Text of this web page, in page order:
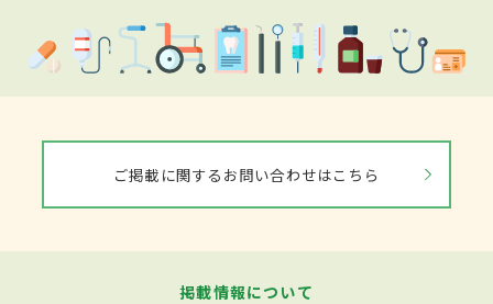
ご掲載に関するお問い合わせはこちら
掲載情報について